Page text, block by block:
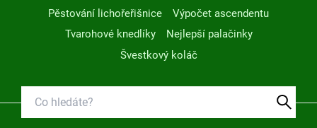
Pěstování lichořeřišnice
Výpočet ascendentu
Tvarohové knedlíky
Nejlepší palačinky
Švestkový koláč